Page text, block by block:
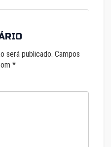
será publicado. Campos
*